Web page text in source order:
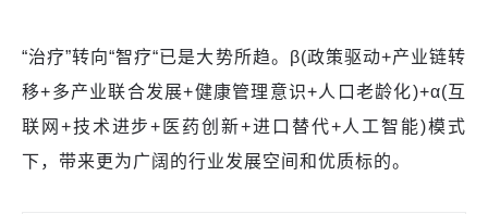
“治疗”转向“智疗“已是大势所趋。 β(政策驱动+产业链转
移+多产业联合发展+健康管理意识+人口老龄化)+α(互
联网+技术进步+医药创新+进口替代+人工智能)模式
下，带来更为广阔的行业发展空间和优质标的。